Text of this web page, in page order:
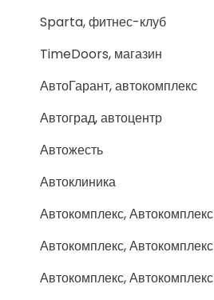
Sparta, фитнес-клуб
TimeDoors, магазин
АвтоГарант, автокомплекс
Автоград, автоцентр
Автожесть
Автоклиника
Автокомплекс, Автокомплекс
Автокомплекс, Автокомплекс
Автокомплекс, Автокомплекс